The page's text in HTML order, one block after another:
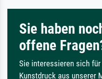
Sie haben
offene
Sie interessieren sich für
Kunstdruck aus unserer